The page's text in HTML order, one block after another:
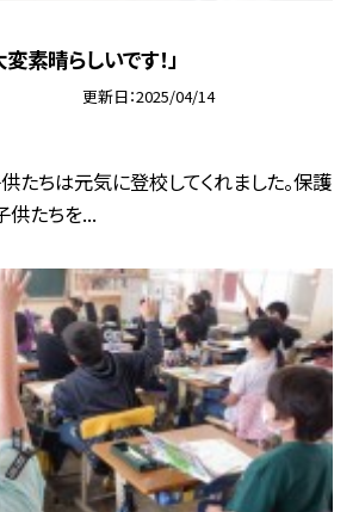
変素晴らしいです！」
更新日 2025/04/14
たちは元気に登校してくれました。保護
供たちを...